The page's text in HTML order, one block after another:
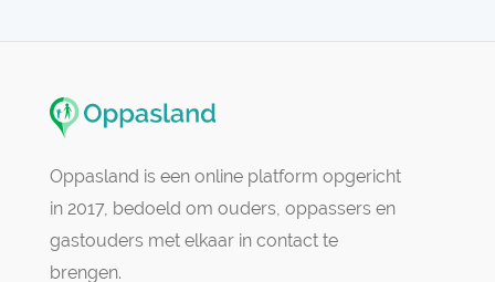
Oppasland is een online platform opgericht
in 2017, bedoeld om ouders, oppassers en
gastouders met elkaar in contact te
brengen.